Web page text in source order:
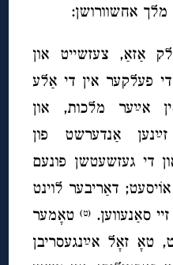
אחשוורושן:
אַזאַ, צעזשייט און
די פעלקער אין די אַלע
אײַער מלכות, און
זײַנען אַנדערשט פון
די געזשעטשן פונעם
דאַריבער לוינט
סאַנעווען. (ט)טאָמער
טאָ זאָל אײַנגעסריבן